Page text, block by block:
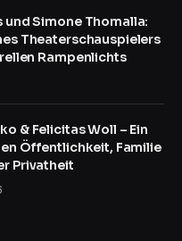
und Simone Thomalla:
Theaterschauspielers
Rampenlichts
& Felicitas Woll – Ein
Öffentlichkeit, Familie
Privatheit